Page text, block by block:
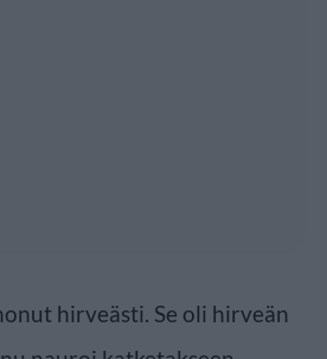
hirveästi. Se oli hirveän